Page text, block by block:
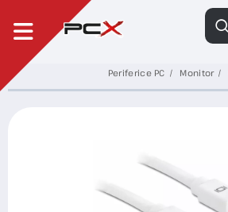
Periferice PC Monitor